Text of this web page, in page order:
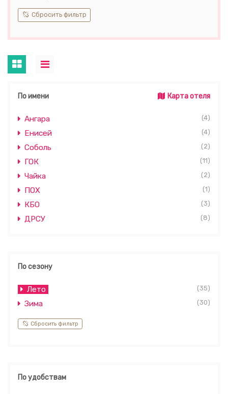
Сбросить фильтр
По имени Карта отеля
Ангара (4)
Енисей (4)
Соболь (2)
ГОК (11)
Чайка (2)
ПОХ (1)
КБО (3)
ДРСУ (8)
По сезону
Лето (35)
Зима (30)
Сбросить фильтр
По удобствам